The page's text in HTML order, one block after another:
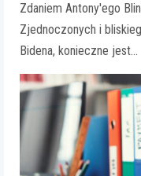
Zdaniem Antony'ego
Zjednoczonych i
Bidena, konieczne jest…